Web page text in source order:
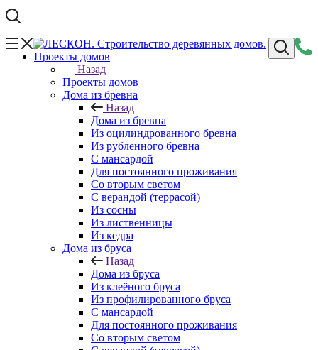
Проекты домов
Назад
Проекты домов
Дома из бревна
Назад
Дома из бревна
Из оцилиндрованного бревна
Из рубленного бревна
С мансардой
Для постоянного проживания
Со вторым светом
С верандой (террасой)
Из сосны
Из лиственницы
Из кедра
Дома из бруса
Назад
Дома из бруса
Из клеёного бруса
Из профилированного бруса
С мансардой
Для постоянного проживания
Со вторым светом